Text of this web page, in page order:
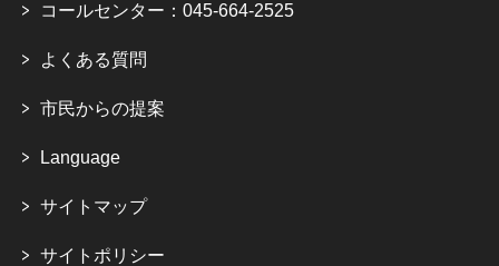
コールセンター：045-664-2525
よくある質問
市民からの提案
Language
サイトマップ
サイトポリシー